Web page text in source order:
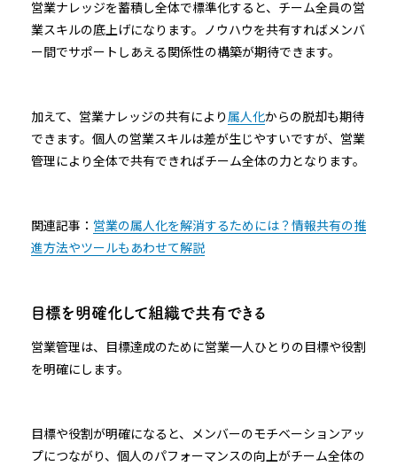
営業ナレッジを蓄積し全体で標準化すると、チーム全員の営
業スキルの底上げになります。ノウハウを共有すればメンバ
ー間でサポートしあえる関係性の構築が期待できます。
加えて、営業ナレッジの共有により属人化からの脱却も期待
できます。個人の営業スキルは差が生じやすいですが、営業
管理により全体で共有できればチーム全体の力となります。
関連記事： 営業の属人化を解消するためには？情報共有の推
進方法やツールもあわせて解説
目標を明確化して組織で共有できる
営業管理は、目標達成のために営業一人ひとりの目標や役割
を明確にします。
目標や役割が明確になると、メンバーのモチベーションアッ
プにつながり、個人のパフォーマンスの向上がチーム全体の